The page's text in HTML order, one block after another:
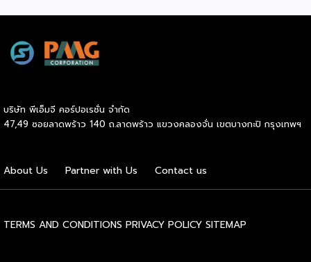
ที่พัฒนามากที่สุดเช่นกัน แม้ว่าตัวเลขการค้าออนไลน์ยังคง
แข็งแกร่ง แต่อีกด้านหนึ่งกลับพบว่ากลุ่มเยาวชนเกาหลีใต้ หันไปใช้
ให้คะแนน และโปรโมชันต่าง ๆ รวมถึงการเพิ่มสินค้าลงในตะกร้า
กรอกที่อยู่จัดส่ง คลิกสั่งซื้อ เหล่านี้เพื่อมอบประสบการณ์การซื้อ
ความตื่นเต้น ความคาดหวัง และการหลั่งสารโดปามีนเล็กน้อย
แม้ว่าจะรู้อยู่แล้วว่าไม่ได้ซื้อสินค้าอะไรเลยก็ตาม อีกทั้ง ยัง
การล่อลวงจากโฆษณาที่มีอย่างต่อเนื่อง ซึ่งเว็บไซต์นี้มีประโยชน์
บริษัท พีเอ็มจี คอร์ปอเรชั่น จำกัด
47,49 ซอยลาดพร้าว 140 ถ.ลาดพร้าว แขวงคลองจั่น เขตบางกะปิ กรุงเทพฯ
About Us Partner with Us Contact us
TERMS AND CONDITIONS PRIVACY POLICY SITEMAP